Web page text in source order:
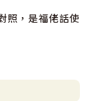
照，是福佬話使